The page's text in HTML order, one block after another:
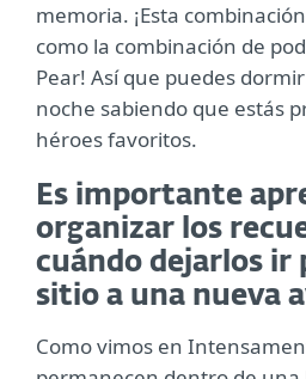
memoria. ¡Esta
como la combinación de
Pear! Así que puedes
noche sabiendo que estás
héroes favoritos.
Es importante
organizar los
cuándo dejarlos ir
sitio a una nueva
Como vimos en